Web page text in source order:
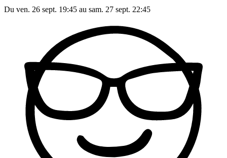
Du ven. 26 sept. 19:45 au sam. 27 sept. 22:45